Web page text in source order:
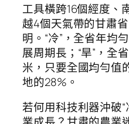
工具橫跨16個經度、
越4個天氣帶的甘肅
明。“冷”，全省年均
展周期長；“旱”，全
米，只要全國均勻值
地的28%。
若何用科技利器沖破